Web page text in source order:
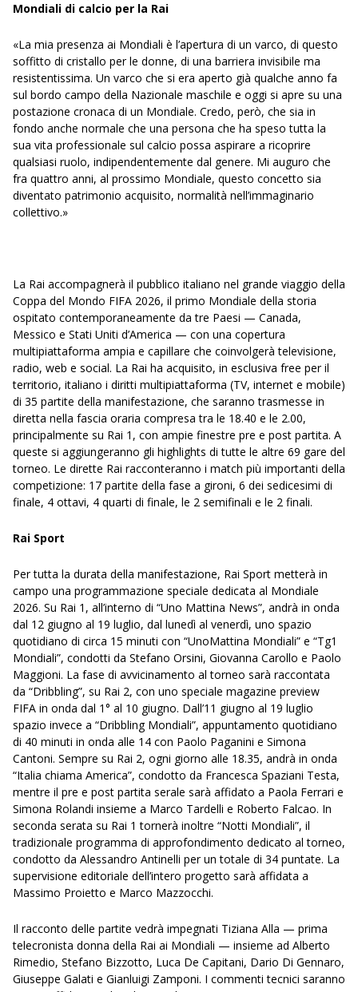
Mondiali di calcio per la Rai
«La mia presenza ai Mondiali è l’apertura di un varco, di questo
soffitto di cristallo per le donne, di una barriera invisibile ma
resistentissima. Un varco che si era aperto già qualche anno fa
sul bordo campo della Nazionale maschile e oggi si apre su una
postazione cronaca di un Mondiale. Credo, però, che sia in
fondo anche normale che una persona che ha speso tutta la
sua vita professionale sul calcio possa aspirare a ricoprire
qualsiasi ruolo, indipendentemente dal genere. Mi auguro che
fra quattro anni, al prossimo Mondiale, questo concetto sia
diventato patrimonio acquisito, normalità nell’immaginario
collettivo.»
La Rai accompagnerà il pubblico italiano nel grande viaggio della
Coppa del Mondo FIFA 2026, il primo Mondiale della storia
ospitato contemporaneamente da tre Paesi — Canada,
Messico e Stati Uniti d’America — con una copertura
multipiattaforma ampia e capillare che coinvolgerà televisione,
radio, web e social. La Rai ha acquisito, in esclusiva free per il
territorio, italiano i diritti multipiattaforma (TV, internet e mobile)
di 35 partite della manifestazione, che saranno trasmesse in
diretta nella fascia oraria compresa tra le 18.40 e le 2.00,
principalmente su Rai 1, con ampie finestre pre e post partita. A
queste si aggiungeranno gli highlights di tutte le altre 69 gare del
torneo. Le dirette Rai racconteranno i match più importanti della
competizione: 17 partite della fase a gironi, 6 dei sedicesimi di
finale, 4 ottavi, 4 quarti di finale, le 2 semifinali e le 2 finali.
Rai Sport
Per tutta la durata della manifestazione, Rai Sport metterà in
campo una programmazione speciale dedicata al Mondiale
2026. Su Rai 1, all’interno di “Uno Mattina News”, andrà in onda
dal 12 giugno al 19 luglio, dal lunedì al venerdì, uno spazio
quotidiano di circa 15 minuti con “UnoMattina Mondiali” e “Tg1
Mondiali”, condotti da Stefano Orsini, Giovanna Carollo e Paolo
Maggioni. La fase di avvicinamento al torneo sarà raccontata
da “Dribbling”, su Rai 2, con uno speciale magazine preview
FIFA in onda dal 1° al 10 giugno. Dall’11 giugno al 19 luglio
spazio invece a “Dribbling Mondiali”, appuntamento quotidiano
di 40 minuti in onda alle 14 con Paolo Paganini e Simona
Cantoni. Sempre su Rai 2, ogni giorno alle 18.35, andrà in onda
“Italia chiama America”, condotto da Francesca Spaziani Testa,
mentre il pre e post partita serale sarà affidato a Paola Ferrari e
Simona Rolandi insieme a Marco Tardelli e Roberto Falcao. In
seconda serata su Rai 1 tornerà inoltre “Notti Mondiali”, il
tradizionale programma di approfondimento dedicato al torneo,
condotto da Alessandro Antinelli per un totale di 34 puntate. La
supervisione editoriale dell’intero progetto sarà affidata a
Massimo Proietto e Marco Mazzocchi.
Il racconto delle partite vedrà impegnati Tiziana Alla — prima
telecronista donna della Rai ai Mondiali — insieme ad Alberto
Rimedio, Stefano Bizzotto, Luca De Capitani, Dario Di Gennaro,
Giuseppe Galati e Gianluigi Zamponi. I commenti tecnici saranno